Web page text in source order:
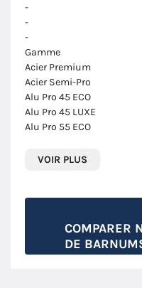
-
-
-
Gamme
Acier Premium
Acier Semi-Pro
Alu Pro 45 ECO
Alu Pro 45 LUXE
Alu Pro 55 ECO
VOIR PLUS
COMPARER
DE